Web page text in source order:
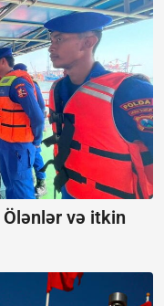
Ölənlər və itkin